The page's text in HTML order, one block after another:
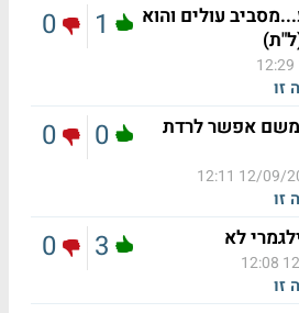
עולים והוא
זו
1
0
כמעט 2060 משם אפשר לרדת
12/09/2024
זו
0
0
לא
זו
3
0